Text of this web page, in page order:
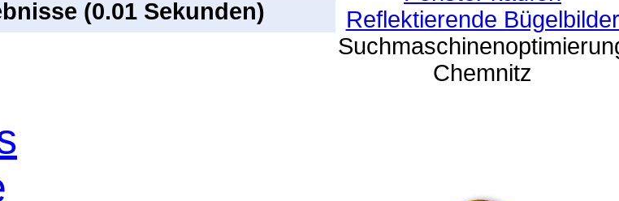
(0.01 Sekunden)
Reflektierende Bügelbilder
Chemnitz